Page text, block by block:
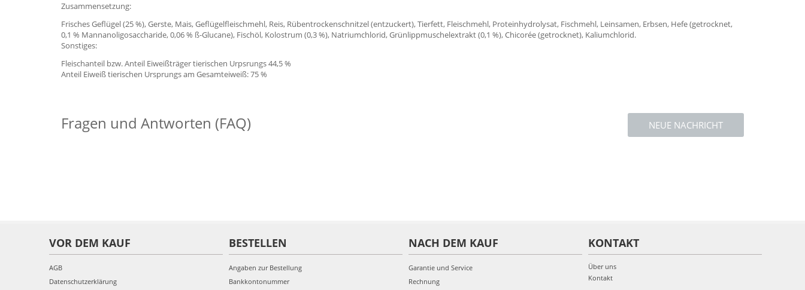
Zusammensetzung:
Frisches Geflügel (25 %), Gerste, Mais, Geflügelfleischmehl, Reis, Rübentrockenschnitzel (entzuckert), Tierfett, Fleischmehl, Proteinhydrolysat, Fischmehl, Leinsamen, Erbsen, Hefe (getrocknet,
0,1 % Mannanoligosaccharide, 0,06 % ß-Glucane), Fischöl, Kolostrum (0,3 %), Natriumchlorid, Grünlippmuschelextrakt (0,1 %), Chicorée (getrocknet), Kaliumchlorid.
Sonstiges:
Fleischanteil bzw. Anteil Eiweißträger tierischen Urpsrungs 44,5 %
Anteil Eiweiß tierischen Ursprungs am Gesamteiweiß: 75 %
NEUE NACHRICHT
Fragen und Antworten (FAQ)
VOR DEM KAUF
AGB
Datenschutzerklärung
BESTELLEN
Angaben zur Bestellung
Bankkontonummer
NACH DEM KAUF
Garantie und Service
Rechnung
KONTAKT
Über uns
Kontakt